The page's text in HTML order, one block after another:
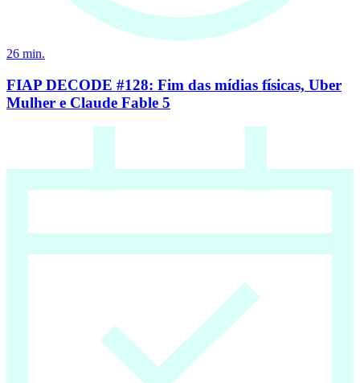
26 min.
FIAP DECODE #128: Fim das mídias físicas, Uber
Mulher e Claude Fable 5